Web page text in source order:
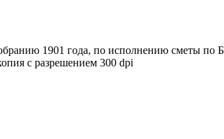
1901 года, по исполнению сметы по
с разрешением 300 dpi